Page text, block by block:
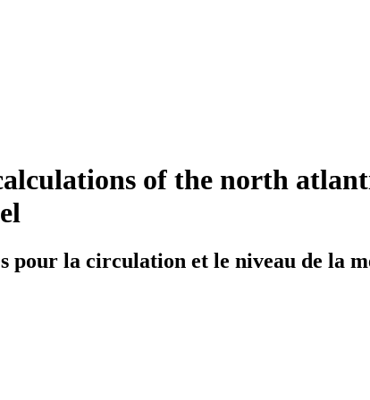
of the north
pour la circulation et le niveau de la